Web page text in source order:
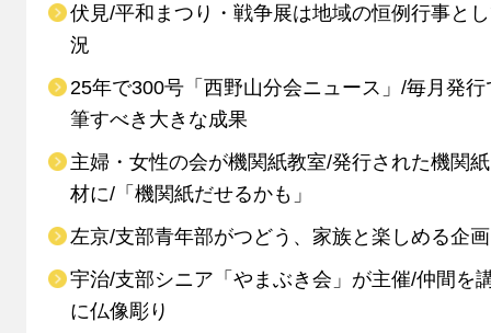
伏見/平和まつり・戦争展は地域の恒例行事と
況
25年で300号「西野山分会ニュース」/毎月発行
筆すべき大きな成果
主婦・女性の会が機関紙教室/発行された機関
材に/「機関紙だせるかも」
左京/支部青年部がつどう、家族と楽しめる企
宇治/支部シニア「やまぶき会」が主催/仲間を
に仏像彫り